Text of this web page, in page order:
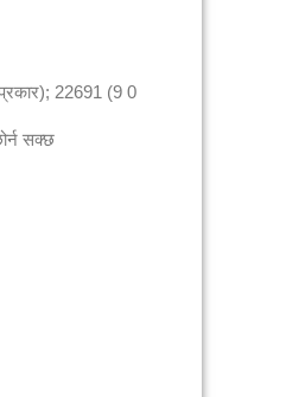
22691 (9 0
सक्छ